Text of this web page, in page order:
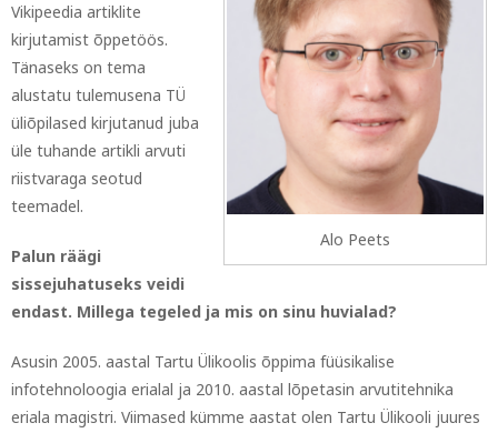
Alo Peets
Vikipeedia artiklite
kirjutamist õppetöös.
Tänaseks on tema
alustatu tulemusena TÜ
üliõpilased kirjutanud juba
üle tuhande artikli arvuti
riistvaraga seotud
teemadel.
Palun räägi
sissejuhatuseks veidi
endast. Millega tegeled ja mis on sinu huvialad?
Asusin 2005. aastal Tartu Ülikoolis õppima füüsikalise
infotehnoloogia erialal ja 2010. aastal lõpetasin arvutitehnika
eriala magistri. Viimased kümme aastat olen Tartu Ülikooli juures